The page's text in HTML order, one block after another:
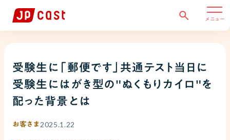
メニュー
受験生に「郵便です」共通テスト当日に
受験生にはがき型の"ぬくもりカイロ"を
配った背景とは
お客さま 2025.1.22